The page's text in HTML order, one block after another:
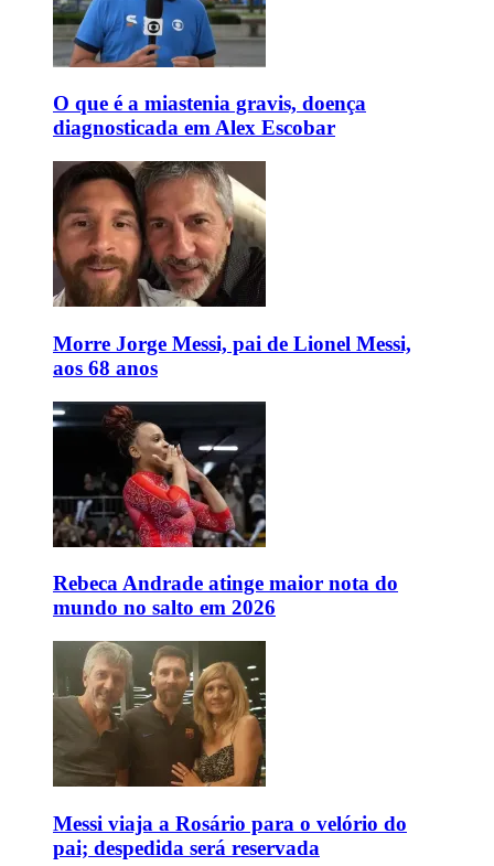
O que é a miastenia gravis, doença
diagnosticada em Alex Escobar
Morre Jorge Messi, pai de Lionel Messi,
aos 68 anos
Rebeca Andrade atinge maior nota do
mundo no salto em 2026
Messi viaja a Rosário para o velório do
pai; despedida será reservada